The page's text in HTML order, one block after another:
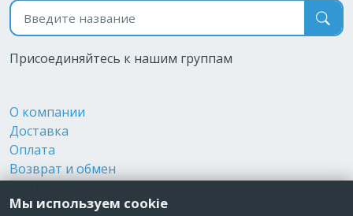
Поиск по названию
Присоединяйтесь к нашим группам
О компании
Доставка
Оплата
Возврат и обмен
Реквизиты
Мы используем cookie